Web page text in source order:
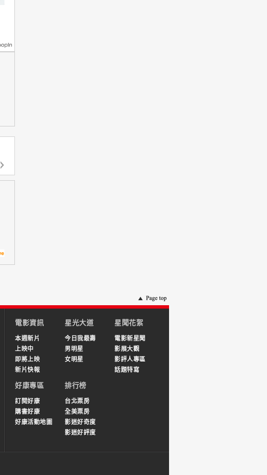
電影資訊
本週新片
上映中
即將上映
新片快報
星光大道
今日我最壽
男明星
女明星
星聞花絮
電影新星聞
影展大觀
影評人專區
話題特寫
好康專區
訂閱好康
購書好康
好康活動地圖
排行榜
台北票房
全美票房
影迷好奇度
影迷好評度